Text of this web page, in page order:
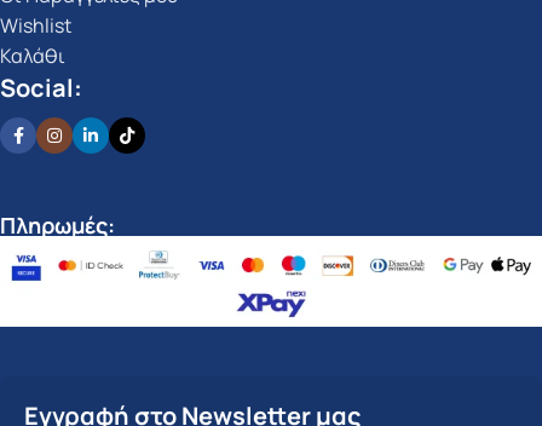
Wishlist
Καλάθι
Social:
Πληρωμές:
Εγγραφή στο Newsletter μας